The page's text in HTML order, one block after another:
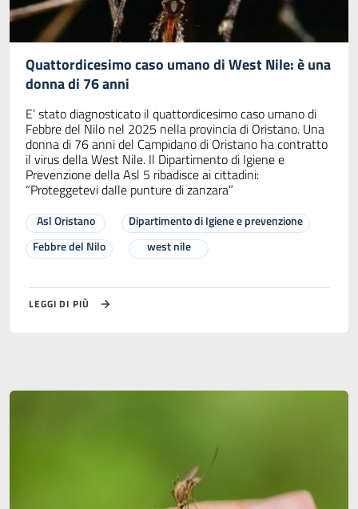
Quattordicesimo caso umano di West Nile: è una
donna di 76 anni
E’ stato diagnosticato il quattordicesimo caso umano di
Febbre del Nilo nel 2025 nella provincia di Oristano. Una
donna di 76 anni del Campidano di Oristano ha contratto
il virus della West Nile. Il Dipartimento di Igiene e
Prevenzione della Asl 5 ribadisce ai cittadini:
“Proteggetevi dalle punture di zanzara”
Asl Oristano
Dipartimento di Igiene e prevenzione
Febbre del Nilo
west nile
LEGGI DI PIÙ